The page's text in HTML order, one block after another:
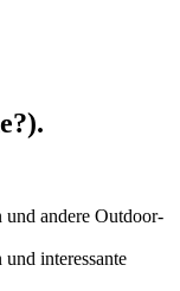
und andere Outdoor-
interessante